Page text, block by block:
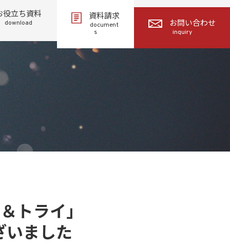
役立ち資料
download
資料請求
document
s
お問い合わせ
inquiry
トライ」
いました